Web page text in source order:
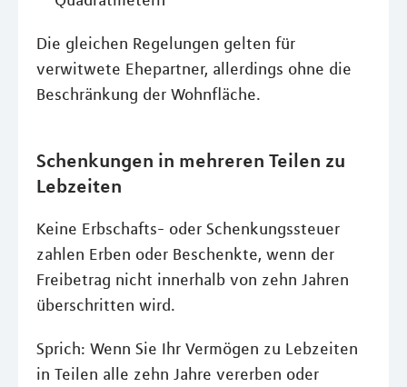
Die gleichen Regelungen gelten für
verwitwete Ehepartner, allerdings ohne die
Beschränkung der Wohnfläche.
Schenkungen in mehreren Teilen zu
Lebzeiten
Keine Erbschafts- oder Schenkungssteuer
zahlen Erben oder Beschenkte, wenn der
Freibetrag nicht innerhalb von zehn Jahren
überschritten wird.
Sprich: Wenn Sie Ihr Vermögen zu Lebzeiten
in Teilen alle zehn Jahre vererben oder